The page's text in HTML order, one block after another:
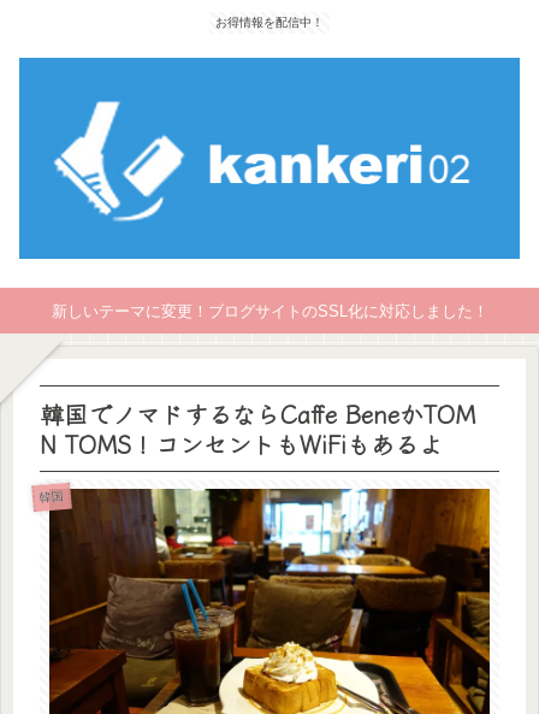
お得情報を配信中！
新しいテーマに変更！ブログサイトのSSL化に対応しました！
韓国でノマドするならCaffe BeneかTOM
N TOMS！コンセントもWiFiもあるよ
韓国